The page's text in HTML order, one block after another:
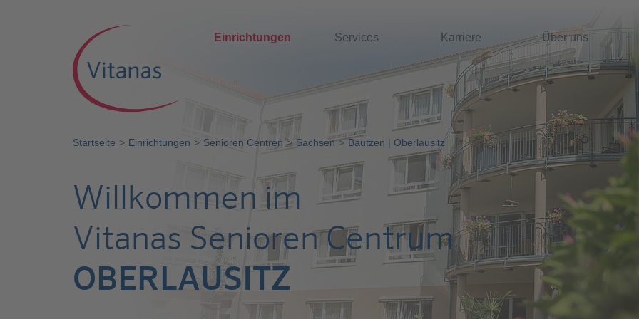
Startseite Einrichtungen Senioren Centren Sachsen Bautzen | Oberlausitz
Einrichtungen Services Karriere Über uns
Willkommen im
Vitanas Senioren Centrum
OBERLAUSITZ